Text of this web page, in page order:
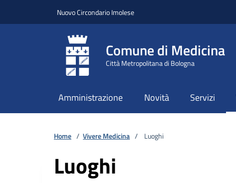
Nuovo Circondario Imolese
Comune di Medicina
Città Metropolitana di Bologna
Amministrazione Novità Servizi
Home / Vivere Medicina / Luoghi
Luoghi